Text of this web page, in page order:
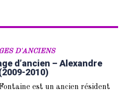
D'ANCIENS
d’ancien – Alexandre
2010)
est un ancien résident